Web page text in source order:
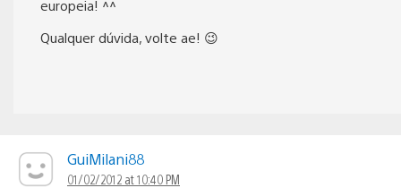
europeia! ^^
Qualquer dúvida, volte ae! 😉
GuiMilani88
01/02/2012 at 10:40 PM